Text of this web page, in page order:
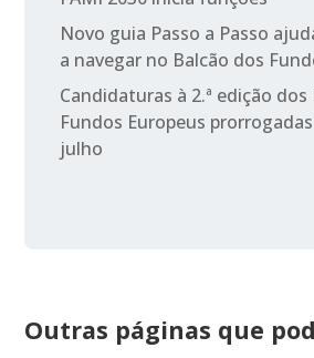
Novo guia Passo a Passo
a navegar no Balcão dos
Candidaturas à 2.ª edição
Fundos Europeus
julho
Outras páginas que